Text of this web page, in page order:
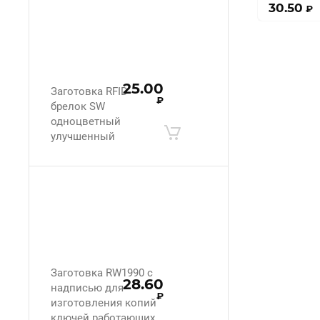
Заготовка RFID
брелок SW
одноцветный
улучшенный
25.00
₽
Заготовка RW1990 с
надписью для
изготовления копий
28.60
₽
30.50 ₽